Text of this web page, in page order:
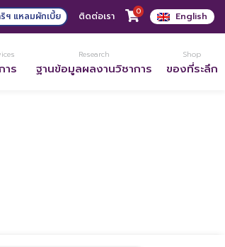
ริฯ แหลมผักเบี้ย ติดต่อเรา 0 English
าร
Research
ฐานข้อมูลผลงานวิชาการ
Shop
ของที่ระลึก